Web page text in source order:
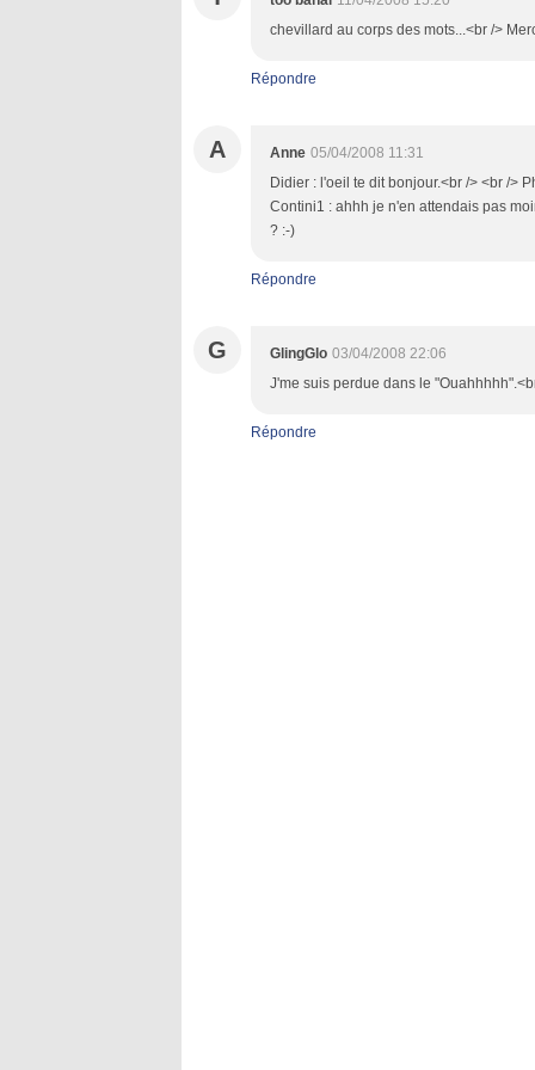
chevillard au corps des mots...<br />
Répondre
A Anne 05/04/2008 11:31
Didier : l'oeil te dit bonjour.<br /> <br />
Contini1 : ahhh je n'en attendais pas
? :-)
Répondre
G GlingGlo 03/04/2008 22:06
J'me suis perdue dans le
Répondre